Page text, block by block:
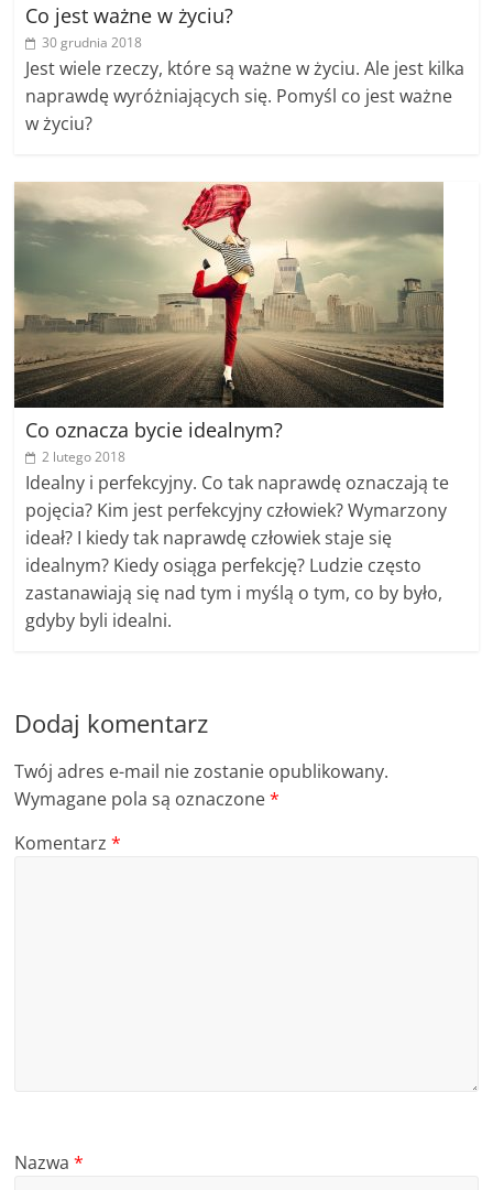
Co jest ważne w życiu?
30 grudnia 2018
Jest wiele rzeczy, które są ważne w życiu. Ale jest kilka
naprawdę wyróżniających się. Pomyśl co jest ważne
w życiu?
Co oznacza bycie idealnym?
2 lutego 2018
Idealny i perfekcyjny. Co tak naprawdę oznaczają te
pojęcia? Kim jest perfekcyjny człowiek? Wymarzony
ideał? I kiedy tak naprawdę człowiek staje się
idealnym? Kiedy osiąga perfekcję? Ludzie często
zastanawiają się nad tym i myślą o tym, co by było,
gdyby byli idealni.
Dodaj komentarz
Twój adres e-mail nie zostanie opublikowany.
Wymagane pola są oznaczone*
Komentarz*
Nazwa*